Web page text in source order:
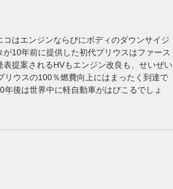
はエンジンならびにボディのダウンサイジ
10年前に提供した初代プリウスはファース
表提案されるHVもエンジン改良も、せいぜい
リウスの100％燃費向上にはまったく到達で
年後は世界中に軽自動車がはびこるでしょ